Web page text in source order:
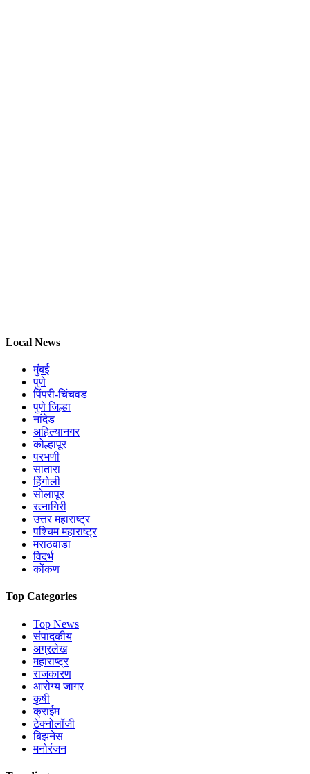
Local News
मुंबई
पुणे
पिंपरी-चिंचवड
पुणे जिल्हा
नांदेड
अहिल्यानगर
कोल्हापूर
परभणी
सातारा
हिंगोली
सोलापूर
रत्नागिरी
उत्तर महाराष्ट्र
पश्चिम महाराष्ट्र
मराठवाडा
विदर्भ
कोंकण
Top Categories
Top News
संपादकीय
अग्रलेख
महाराष्ट्र
राजकारण
आरोग्य जागर
कृषी
क्राईम
टेक्नोलॉजी
बिझनेस
मनोरंजन